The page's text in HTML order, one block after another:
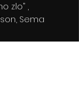
zlo” ,
Sema